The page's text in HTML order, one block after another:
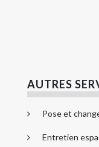
AUTRES
Pose et
Entretien